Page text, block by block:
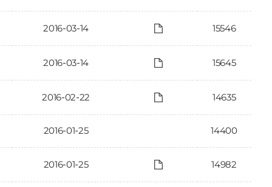
2016-03-14 15546
2016-03-14 15645
2016-02-22 14635
2016-01-25 14400
2016-01-25 14982